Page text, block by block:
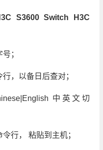
S3600 Switch H3C
；
，以备日后查对；
中英文切
行， 粘贴到主机；